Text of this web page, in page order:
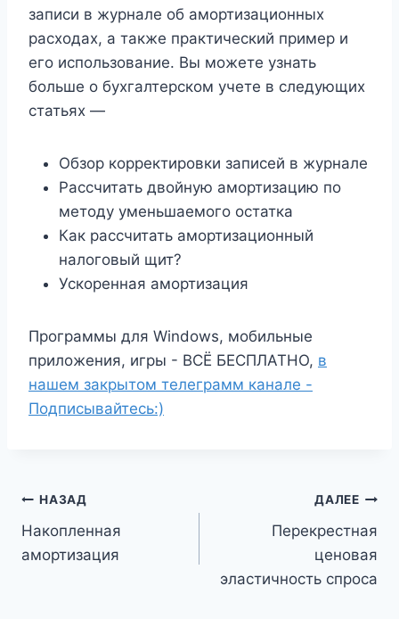
записи в журнале об амортизационных
расходах, а также практический пример и
его использование. Вы можете узнать
больше о бухгалтерском учете в следующих
статьях —
Обзор корректировки записей в журнале
Рассчитать двойную амортизацию по
методу уменьшаемого остатка
Как рассчитать амортизационный
налоговый щит?
Ускоренная амортизация
Программы для Windows, мобильные
приложения, игры - ВСЁ БЕСПЛАТНО, в
нашем закрытом телеграмм канале -
Подписывайтесь:)
Навигация
по
НАЗАД
Накопленная
амортизация
ДАЛЕЕ
Перекрестная
ценовая
эластичность спроса